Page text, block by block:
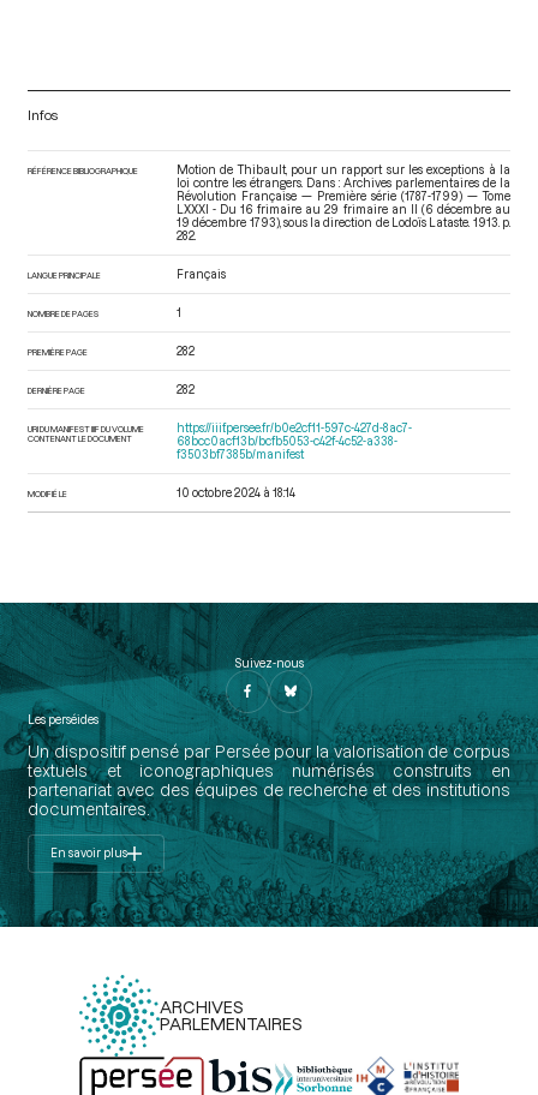
Infos
RÉFÉRENCE BIBLIOGRAPHIQUE
Motion de Thibault, pour un rapport sur les exceptions à la
loi contre les étrangers. Dans : Archives parlementaires de la
Révolution Française — Première série (1787-1799) — Tome
LXXXI - Du 16 frimaire au 29 frimaire an II (6 décembre au
19 décembre 1793), sous la direction de Lodoïs Lataste. 1913. p.
282.
LANGUE PRINCIPALE Français
NOMBRE DE PAGES 1
PREMIÈRE PAGE 282
DERNIÈRE PAGE 282
URI DU MANIFEST IIIF DU VOLUME
CONTENANT LE DOCUMENT
https://iiif.persee.fr/b0e2cf11-597c-427d-8ac7-
68bcc0acf13b/bcfb5053-c42f-4c52-a338-
f3503bf7385b/manifest
MODIFIÉ LE 10 octobre 2024 à 18:14
Suivez-nous
Les perséides
Un dispositif pensé par Persée pour la valorisation de corpus
textuels et iconographiques numérisés construits en
partenariat avec des équipes de recherche et des institutions
documentaires.
En savoir plus
ARCHIVES
PARLEMENTAIRES